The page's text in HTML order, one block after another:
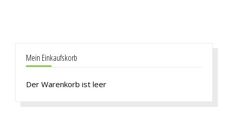
Mein Einkaufskorb
Der Warenkorb ist leer